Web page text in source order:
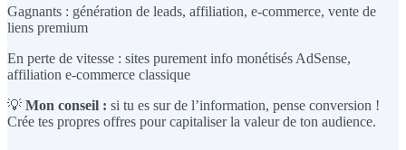
Gagnants : génération de leads, affiliation, e-commerce, vente de
liens premium
En perte de vitesse : sites purement info monétisés AdSense,
affiliation e-commerce classique
💡 Mon conseil : si tu es sur de l’information, pense conversion !
Crée tes propres offres pour capitaliser la valeur de ton audience.